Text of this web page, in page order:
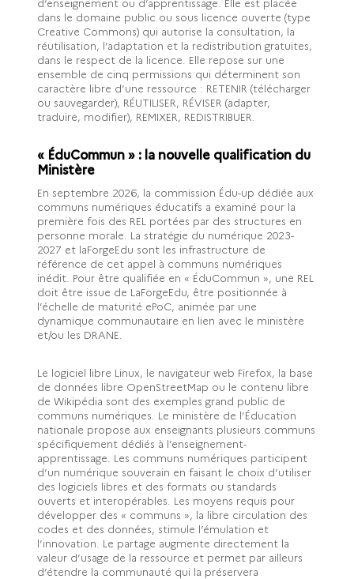
d’enseignement ou d’apprentissage. Elle est placée
dans le domaine public ou sous licence ouverte (type
Creative Commons) qui autorise la consultation, la
réutilisation, l’adaptation et la redistribution gratuites,
dans le respect de la licence. Elle repose sur une
ensemble de cinq permissions qui déterminent son
caractère libre d’une ressource : RETENIR (télécharger
ou sauvegarder), RÉUTILISER, RÉVISER (adapter,
traduire, modifier), REMIXER, REDISTRIBUER.
« ÉduCommun » : la nouvelle qualification du
Ministère
En septembre 2026, la commission Édu-up dédiée aux
communs numériques éducatifs a examiné pour la
première fois des REL portées par des structures en
personne morale. La stratégie du numérique 2023-
2027 et laForgeEdu sont les infrastructure de
référence de cet appel à communs numériques
inédit. Pour être qualifiée en « ÉduCommun », une REL
doit être issue de LaForgeEdu, être positionnée à
l’échelle de maturité ePoC, animée par une
dynamique communautaire en lien avec le ministère
et/ou les DRANE.
Le logiciel libre Linux, le navigateur web Firefox, la base
de données libre OpenStreetMap ou le contenu libre
de Wikipédia sont des exemples grand public de
communs numériques. Le ministère de l’Éducation
nationale propose aux enseignants plusieurs communs
spécifiquement dédiés à l’enseignement-
apprentissage. Les communs numériques participent
d’un numérique souverain en faisant le choix d’utiliser
des logiciels libres et des formats ou standards
ouverts et interopérables. Les moyens requis pour
développer des « communs », la libre circulation des
codes et des données, stimule l’émulation et
l’innovation. Le partage augmente directement la
valeur d’usage de la ressource et permet par ailleurs
d’étendre la communauté qui la préservera